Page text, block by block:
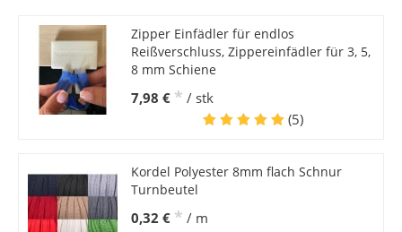
Zipper Einfädler für endlos
Reißverschluss, Zippereinfädler für 3, 5,
8 mm Schiene
7,98 € * / stk
(5)
Kordel Polyester 8mm flach Schnur
Turnbeutel
0,32 € * / m